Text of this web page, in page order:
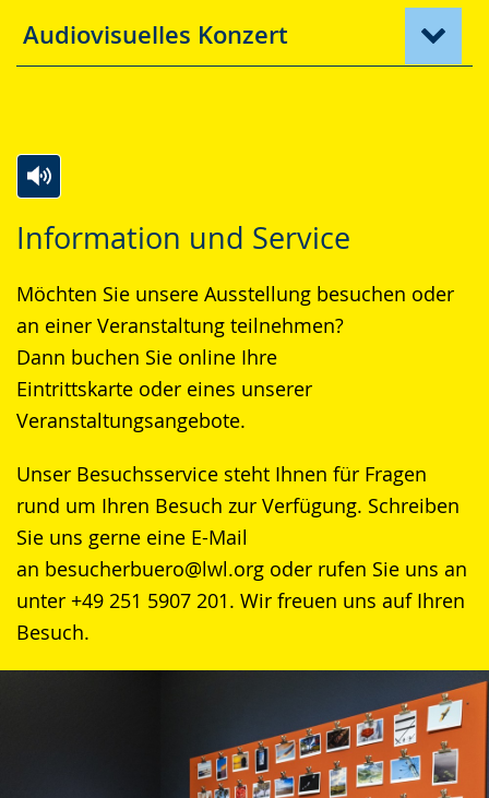
Audiovisuelles Konzert
Information und Service
Möchten Sie unsere Ausstellung besuchen oder
an einer Veranstaltung teilnehmen?
Dann buchen Sie online Ihre
Eintrittskarte oder eines unserer
Veranstaltungsangebote.
Unser Besuchsservice steht Ihnen für Fragen
rund um Ihren Besuch zur Verfügung. Schreiben
Sie uns gerne eine E-Mail
an besucherbuero@lwl.org oder rufen Sie uns an
unter +49 251 5907 201. Wir freuen uns auf Ihren
Besuch.
Leichten
wechseln.
Audio-
Video
Deutscher
Gebärdensprache
wird
angezeigt.